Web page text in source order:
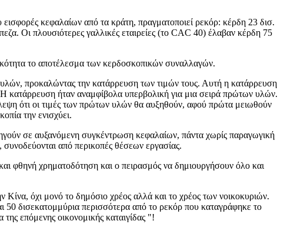
κεφαλαίων από τα κράτη, πραγματοποιεί ρεκόρ: κέρδη 23 δισ.
Οι πλουσιότερες γαλλικές εταιρείες (το CAC 40) έλαβαν κέρδη 75
το αποτέλεσμα των κερδοσκοπικών συναλλαγών.
προκαλώντας την κατάρρευση των τιμών τους. Αυτή η κατάρρευση
ήταν αναμφίβολα υπερβολική για μια σειρά πρώτων υλών.
ότι οι τιμές των πρώτων υλών θα αυξηθούν, αφού πρώτα μειωθούν
την ενισχύει.
σε αυξανόμενη συγκέντρωση κεφαλαίων, πάντα χωρίς παραγωγική
από περικοπές θέσεων εργασίας.
φθηνή χρηματοδότηση και ο πειρασμός να δημιουργήσουν όλο και
όχι μονό το δημόσιο χρέος αλλά και το χρέος των νοικοκυριών.
δισεκατομμύρια περισσότερα από το ρεκόρ που καταγράφηκε το
επόμενης οικονομικής καταιγίδας "!